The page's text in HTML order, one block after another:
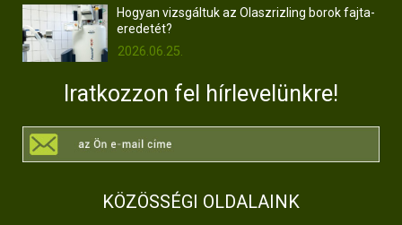
Hogyan vizsgáltuk az Olaszrizling borok fajta-
eredetét?
2026.06.25.
Iratkozzon fel hírlevelünkre!
KÖZÖSSÉGI OLDALAINK